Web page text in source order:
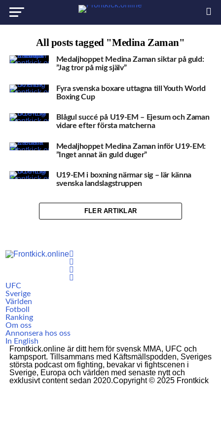
All posts tagged "Medina Zaman"
Medaljhoppet Medina Zaman siktar på guld:
”Jag tror på mig själv”
Fyra svenska boxare uttagna till Youth World
Boxing Cup
Blågul succé på U19-EM – Ejesum och Zaman
vidare efter första matcherna
Medaljhoppet Medina Zaman inför U19-EM:
”Inget annat än guld duger”
U19-EM i boxning närmar sig – lär känna
svenska landslagstruppen
FLER ARTIKLAR
UFC
Sverige
Världen
Fotboll
Ranking
Om oss
Annonsera hos oss
In English
Frontkick.online är ditt hem för svensk MMA, UFC och
kampsport. Tillsammans med Käftsmällspodden, Sveriges
största podcast om fighting, bevakar vi fightscenen i
Sverige, Europa och världen med senaste nytt och
exklusivt content sedan 2020.Copyright © 2025 Frontkick